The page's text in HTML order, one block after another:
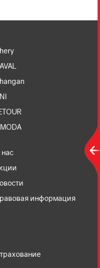
информация